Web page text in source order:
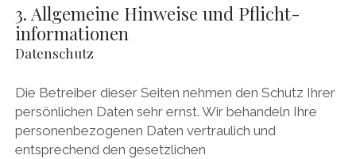
3. Allgemeine Hinweise und Pflicht­
informationen
Datenschutz
Die Betreiber dieser Seiten nehmen den Schutz Ihrer
persönlichen Daten sehr ernst. Wir behandeln Ihre
personenbezogenen Daten vertraulich und
entsprechend den gesetzlichen